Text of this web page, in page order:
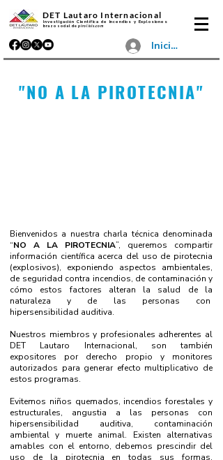
Iniciar sesión
DET Lautaro Internacional
Investigación Científica de Incendios y Explosiones
brazo social depirolisis.com
"NO A LA PIROTECNIA"
Bienvenidos a nuestra charla técnica denominada
“NO A LA PIROTECNIA”, queremos compartir
información científica acerca del uso de pirotecnia
(explosivos), exponiendo aspectos ambientales,
de seguridad contra incendios, de contaminación y
cómo estos factores alteran la salud de la
naturaleza y de las personas con
hipersensibilidad auditiva.
Nuestros miembros y profesionales adherentes al
DET Lautaro Internacional, son también
expositores por derecho propio y monitores
autorizados para generar efecto multiplicativo de
estos programas.
Evitemos niños quemados, incendios forestales y
estructurales, angustia a las personas con
hipersensibilidad auditiva, contaminación
ambiental y muerte animal. Existen alternativas
amables con el entorno, debemos prescindir del
uso de la pirotecnia en todas sus formas,